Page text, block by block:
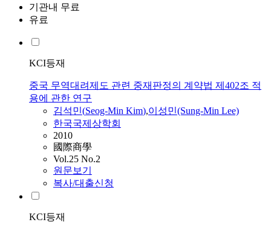
기관내 무료
유료
KCI등재
중국 무역대려제도 관련 중재판정의 계약법 제402조 적
용에 관한 연구
김석민(Seog-Min Kim),이성민(Sung-Min Lee)
한국국제상학회
2010
國際商學
Vol.25 No.2
원문보기
복사/대출신청
KCI등재